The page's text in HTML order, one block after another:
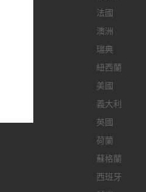
法國
澳洲
瑞典
紐西蘭
美國
義大利
英國
荷蘭
蘇格蘭
西班牙